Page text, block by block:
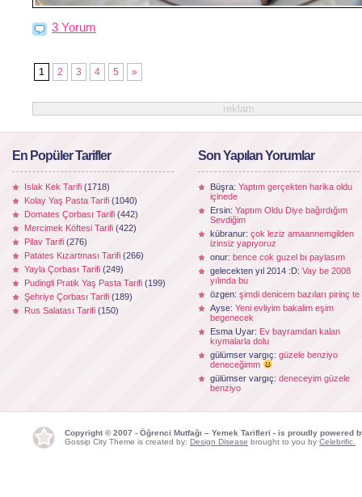
3 Yorum
1 2 3 4 5 »
reklam
En Popüler Tarifler
Islak Kek Tarifi (1718)
Kolay Yaş Pasta Tarifi (1040)
Domates Çorbası Tarifi (442)
Mercimek Köftesi Tarifi (422)
Pilav Tarifi (276)
Patates Kızartması Tarifi (266)
Yayla Çorbası Tarifi (249)
Pudingli Pratik Yaş Pasta Tarifi (199)
Şehriye Çorbası Tarifi (189)
Rus Salatası Tarifi (150)
Son Yapılan Yorumlar
Büşra: Yaptım gerçekten harika oldu
içinede
Ersin: Yaptım Oldu Diye bağırdığım
Sevdiğim
kübranur: çok leziz amaannemgilden
izinsiz yapıyoruz
onur: bence cok guzel bı paylasım
gelecekten yıl 2014 :D: Vay be 2008
yılında bu
özgen: şimdi denicem bazıları pirinç te
Ayse: Yeni evliyim bakalim eşim
begenecek
Esma Uyar: Ev bayramdan kalan
kıymalarla dolu
gülümser vargıç: güzele benziyo
deneceğimm
gülümser vargıç: deneceyim güzele
benziyo
Copyright © 2007 - Öğrenci Mutfağı – Yemek Tarifleri - is proudly powered
Gossip City Theme is created by: Design Disease brought to you by Celebrific.